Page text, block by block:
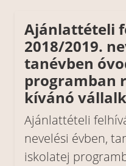
Ajánlattételi
2018/2019.
tanévben
programban
kívánó
Ajánlattételi
nevelési évben,
iskolatej